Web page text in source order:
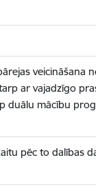
veicināšana
ar vajadzīgo
duālu mācību
pēc to dalības